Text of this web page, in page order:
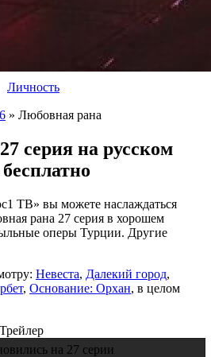
Личность
» Любовная рана
серия на русском
ТВ» вы можете наслаждаться
рана 27 серия в хорошем
оперы Турции. Другие
Невеста, Далекий город,
, Основание: Орхан, в целом
Трейлер
на 27 серии